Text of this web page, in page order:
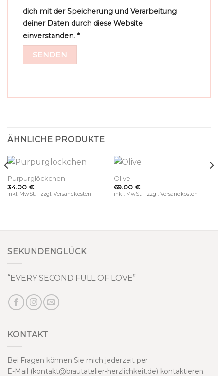
dich mit der Speicherung und Verarbeitung
deiner Daten durch diese Website
einverstanden. *
ÄHNLICHE PRODUKTE
Purpurglöckchen
34.00 €
inkl. MwSt. - zzgl. Versandkosten
Olive
69.00 €
inkl. MwSt. - zzgl. Versandkosten
SEKUNDENGLÜCK
“EVERY SECOND FULL OF LOVE”
KONTAKT
Bei Fragen können Sie mich jederzeit per
E-Mail (kontakt@brautatelier-herzlichkeit.de) kontaktieren.